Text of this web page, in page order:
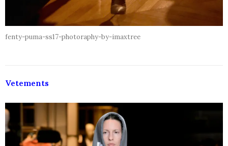
fenty-puma-ss17-photoraphy-by-imaxtree
Vetements